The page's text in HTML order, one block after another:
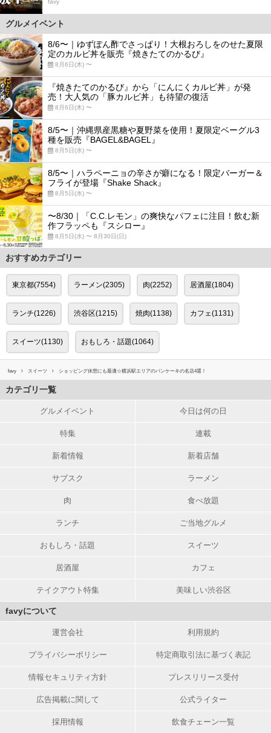
favy
グルメイベント
8/6〜｜ゆずぽん酢でさっぱり！大根おろしをのせた夏限
定のカルビ丼を販売『焼きたてのかるび』
8月6日(木) 〜
『焼きたてのかるび』から「にんにくカルビ丼」が発
売！大人気の「豚カルビ丼」も待望の復活
8月6日(木) 〜
8/5〜｜沖縄県産黒糖や夏野菜を使用！夏限定ベーグル3
種を販売『BAGEL&BAGEL』
8月5日(水) 〜
8/5〜｜ハラペーニョの辛さが癖になる！限定バーガー＆
フライが登場『Shake Shack』
8月5日(水) 〜
〜8/30｜「C.C.レモン」の爽快なパフェに注目！飲む新
作フラッペも『スシロー』
8月5日(水) 〜 8月30日(日)
おすすめカテゴリー
東京都(7554) ラーメン(2305) 肉(2252) 居酒屋(1804)
ランチ(1226) 渋谷区(1215) 焼肉(1138) カフェ(1131)
スイーツ(1130) おもしろ・話題(1064)
favy スイーツ ショッピング休憩にも最適☆横浜駅エリアのパンケーキの名店4選！
カテゴリ一覧
グルメイベント 今日は何の日
特集 連載
新着情報 新着店舗
サブスク ラーメン
肉 食べ放題
ランチ ご当地グルメ
おもしろ・話題 スイーツ
居酒屋 カフェ
テイクアウト特集 美味しい渋谷区
favyについて
運営会社 利用規約
プライバシーポリシー 特定商取引法に基づく表記
情報セキュリティ方針 プレスリリース受付
広告掲載に関して 公式ライター
採用情報 飲食チェーン一覧